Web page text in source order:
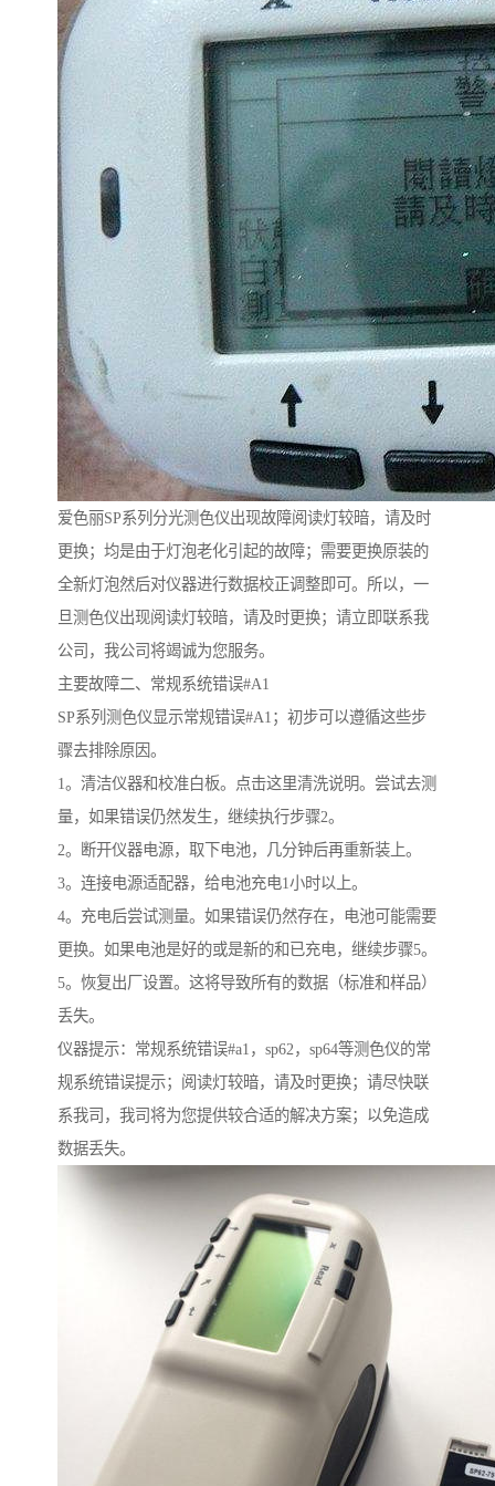
爱色丽SP系列分光测色仪出现故障阅读灯较暗，请及时
更换；均是由于灯泡老化引起的故障；需要更换原装的
全新灯泡然后对仪器进行数据校正调整即可。所以，一
旦测色仪出现阅读灯较暗，请及时更换；请立即联系我
公司，我公司将竭诚为您服务。
主要故障二、常规系统错误#A1
SP系列测色仪显示常规错误#A1；初步可以遵循这些步
骤去排除原因。
1。清洁仪器和校准白板。点击这里清洗说明。尝试去测
量，如果错误仍然发生，继续执行步骤2。
2。断开仪器电源，取下电池，几分钟后再重新装上。
3。连接电源适配器，给电池充电1小时以上。
4。充电后尝试测量。如果错误仍然存在，电池可能需要
更换。如果电池是好的或是新的和已充电，继续步骤5。
5。恢复出厂设置。这将导致所有的数据（标准和样品）
丢失。
仪器提示：常规系统错误#a1， sp62， sp64等测色仪的常
规系统错误提示；阅读灯较暗，请及时更换；请尽快联
系我司，我司将为您提供较合适的解决方案；以免造成
数据丢失。